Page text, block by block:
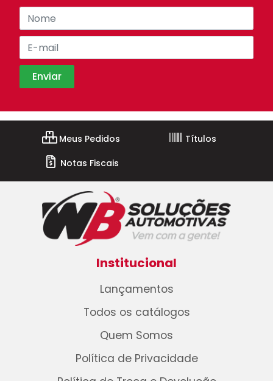
Meus Pedidos
Títulos
Notas Fiscais
Institucional
Lançamentos
Todos os catálogos
Quem Somos
Política de Privacidade